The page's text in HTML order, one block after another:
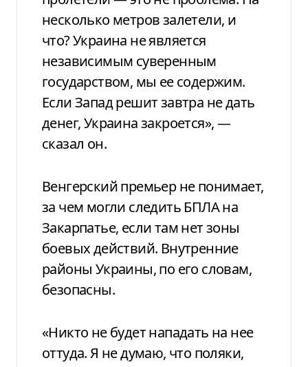
несколько метров залетели, и
что? Украина не является
независимым суверенным
государством, мы ее содержим.
Если Запад решит завтра не дать
денег, Украина закроется», —
сказал он.
Венгерский премьер не понимает,
за чем могли следить БПЛА на
Закарпатье, если там нет зоны
боевых действий. Внутренние
районы Украины, по его словам,
безопасны.
«Никто не будет нападать на нее
оттуда. Я не думаю, что поляки,